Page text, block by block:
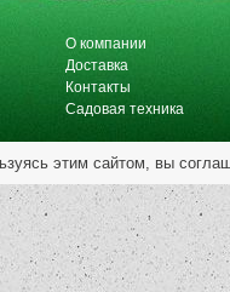
О компании
Доставка
Контакты
Садовая техника
этим сайтом, вы